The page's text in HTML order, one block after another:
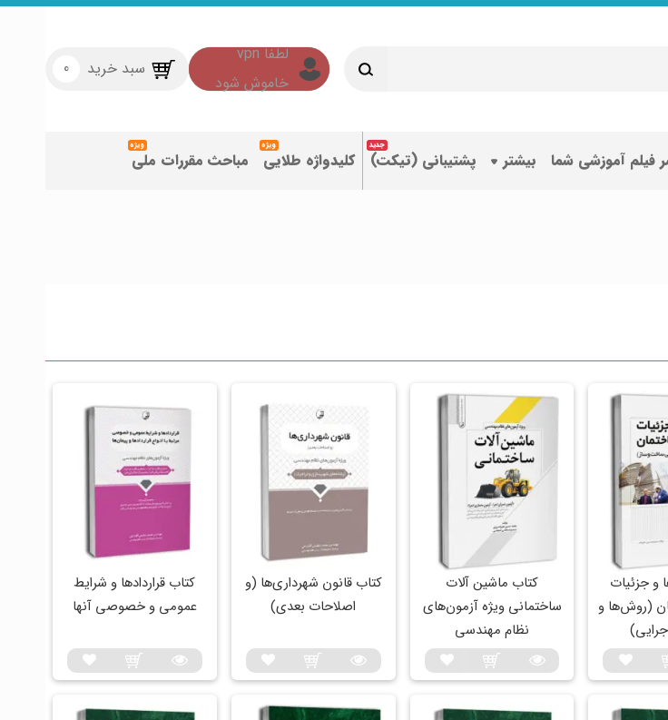
سبد خرید 0
فیلم آموزشی شما بیشتر پشتیبانی (تیکت) کلیدواژه طلایی مباحث مقررات ملی
و جزئیات
(روش‌ها و
کتاب ماشین‌ آلات
ساختمانی ویژه آزمون‌های
نظام مهندسی
کتاب قانون شهرداری‌ها (و
اصلاحات بعدی)
کتاب قراردادها و شرایط
عمومی و خصوصی آنها